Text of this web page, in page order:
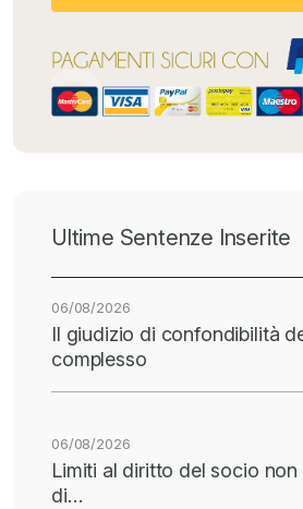
Ultime Sentenze Inserite
06/08/2026
Il giudizio di confondibilità
complesso
06/08/2026
Limiti al diritto del socio
di…